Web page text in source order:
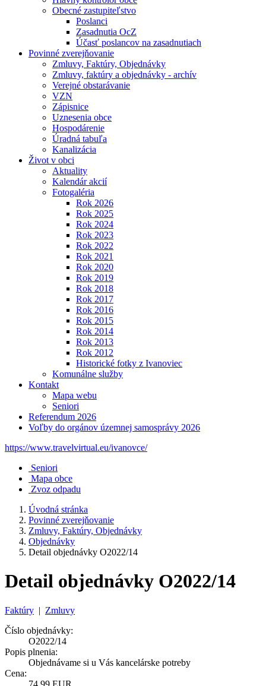
Obecné zastupiteľstvo
Poslanci
Zasadnutia OcZ
Účasť poslancov na zasadnutiach
Povinné zverejňovanie
Zmluvy, Faktúry, Objednávky
Zmluvy, faktúry a objednávky - archív
Verejné obstarávanie
VZN
Zápisnice
Uznesenia obce
Hospodárenie
Úradná tabuľa
Kanalizácia
Život v obci
Aktuality
Kalendár akcií
Fotogaléria
Rok 2026
Rok 2025
Rok 2024
Rok 2023
Rok 2022
Rok 2021
Rok 2020
Rok 2019
Rok 2018
Rok 2017
Rok 2016
Rok 2015
Rok 2014
Rok 2013
Rok 2012
Historické fotky z Ivanoviec
Komunálne služby
Kontakt
Mapa webu
Seniori
Referendum 2026
Voľby do orgánov územnej samosprávy 2026
https://www.travelvirtual.eu/ivanovce/
Seniori
Mapa obce
Zvoz odpadu
Úvodná stránka
Povinné zverejňovanie
Zmluvy, Faktúry, Objednávky
Objednávky
Detail objednávky O2022/14
Detail objednávky O2022/14
Faktúry | Zmluvy
Číslo objednávky:
O2022/14
Popis plnenia:
Objednávame si u Vás kancelárske potreby
Cena:
74,99 EUR